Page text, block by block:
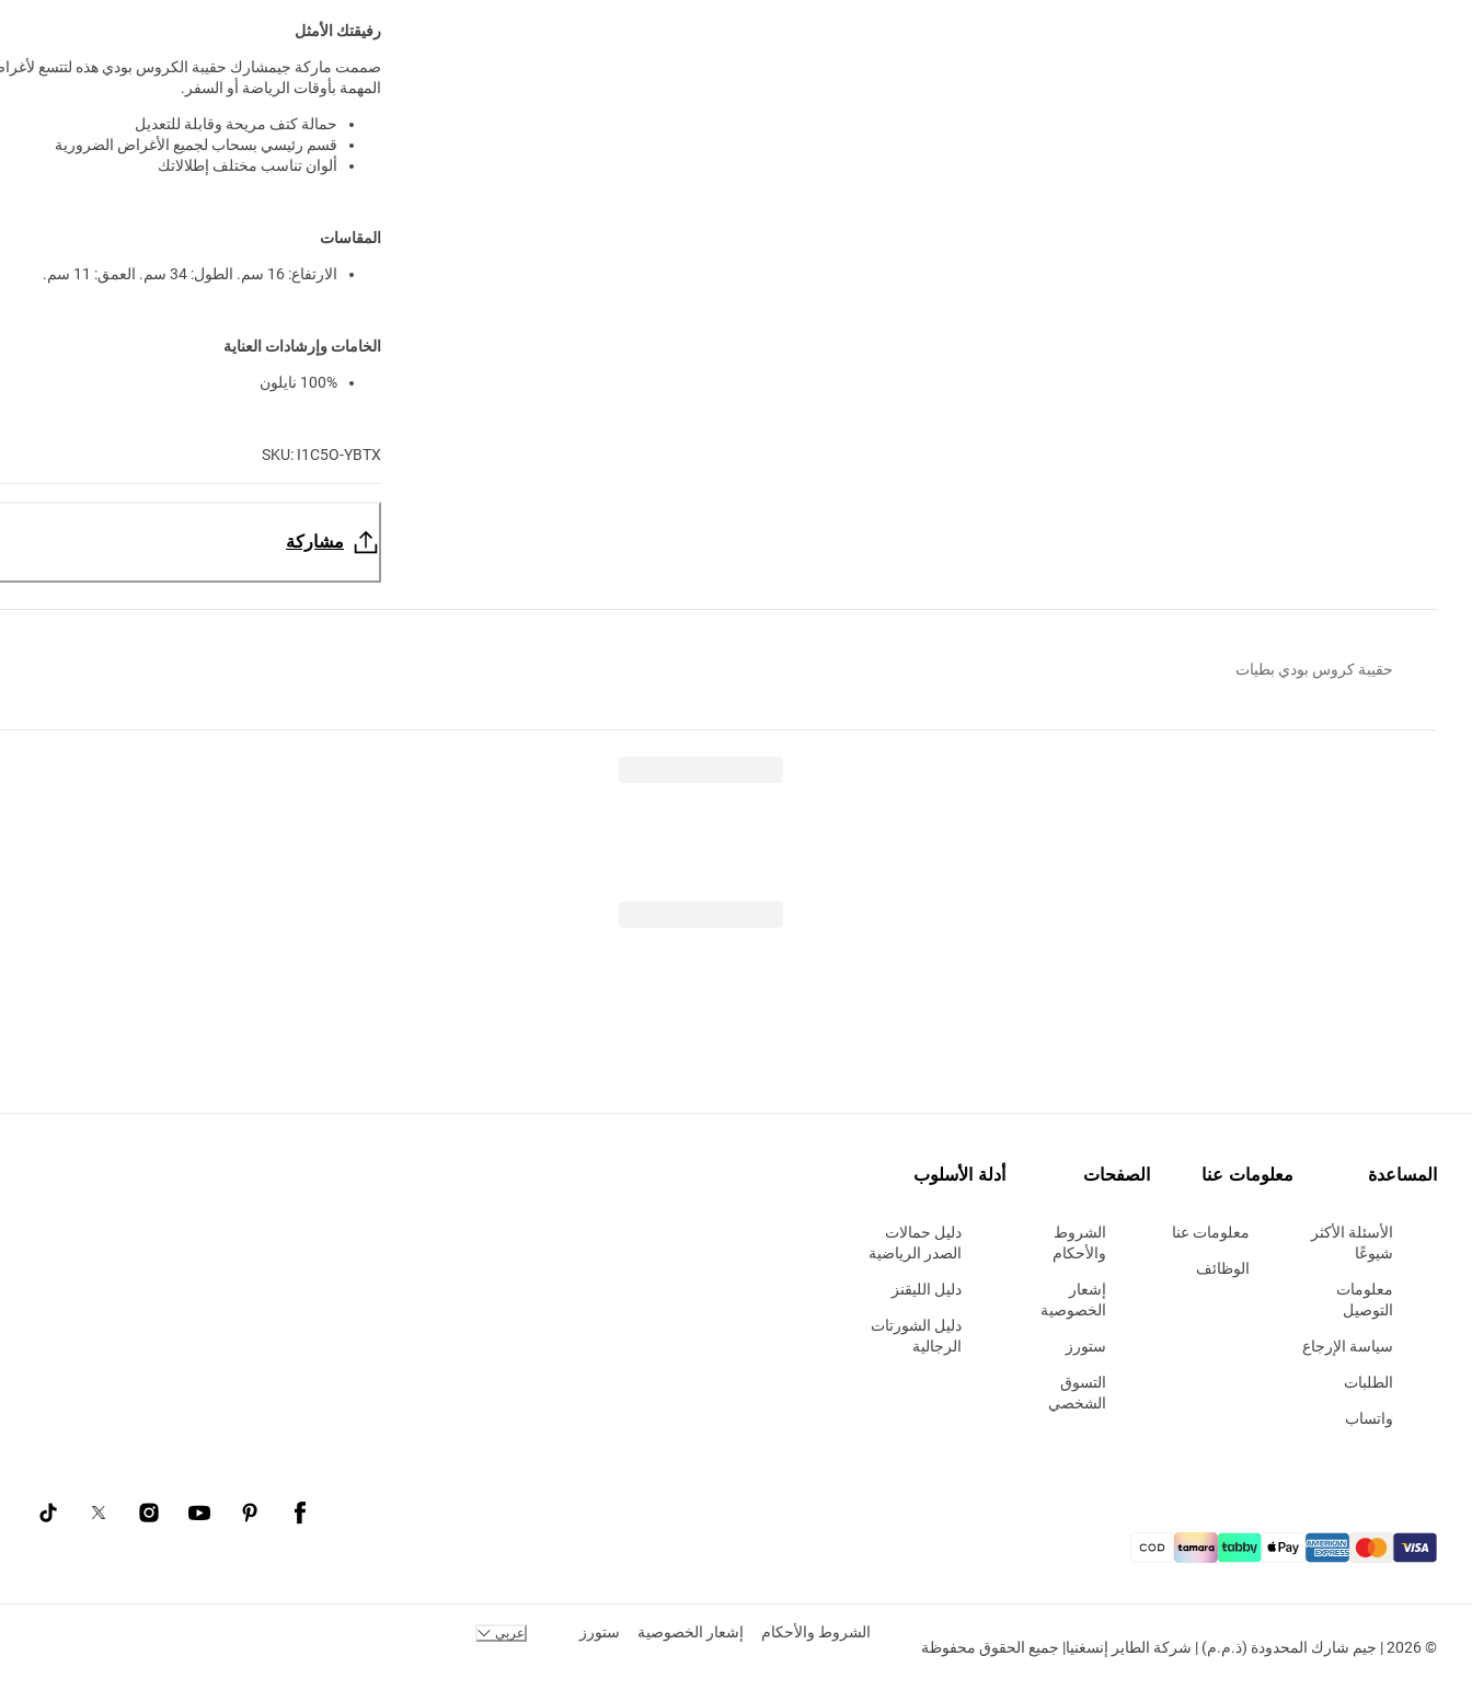
رفيقتك الأمثل
صممت ماركة جيمشارك حقيبة الكروس بودي هذه لتتسع
المهمة بأوقات الرياضة أو السفر.
حمالة كتف مريحة وقابلة للتعديل
قسم رئيسي بسحاب لجميع الأغراض الضرورية
ألوان تناسب مختلف إطلالاتك
المقاسات
الارتفاع: 16 سم. الطول: 34 سم. العمق: 11 سم.
الخامات وإرشادات العناية
100% نايلون
SKU: I1C5O-YBTX
مشاركة
حقيبة كروس بودي بطيات
المساعدة
الأسئلة الأكثر
شيوعًا
معلومات
التوصيل
سياسة الإرجاع
الطلبات
واتساب
معلومات عنا
معلومات عنا
الوظائف
الصفحات
الشروط
والأحكام
إشعار
الخصوصية
ستورز
التسوق
الشخصي
أدلة الأسلوب
دليل حمالات
الصدر الرياضية
دليل الليقنز
دليل الشورتات
الرجالية
© 2026 | جيم شارك المحدودة (ذ.م.م) | شركة الطاير إنسغنيا| جميع الحقوق محفوظة
الشروط والأحكام إشعار الخصوصية ستورز عربي